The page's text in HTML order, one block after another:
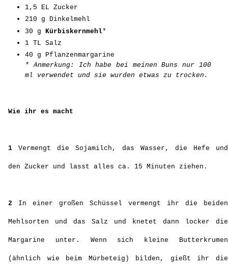
1,5 EL Zucker
210 g Dinkelmehl
30 gKürbiskernmehl*
1 TL Salz
40 g Pflanzenmargarine
* Anmerkung: Ich habe bei meinen Buns nur 100
ml verwendet und sie wurden etwas zu trocken.
Wie ihr es macht
1 Vermengt die Sojamilch, das Wasser, die Hefe und
den Zucker und lasst alles ca. 15 Minuten ziehen.
2 In einer großen Schüssel vermengt ihr die beiden
Mehlsorten und das Salz und knetet dann locker die
Margarine unter. Wenn sich kleine Butterkrumen
(ähnlich wie beim Mürbeteig) bilden, gießt ihr die